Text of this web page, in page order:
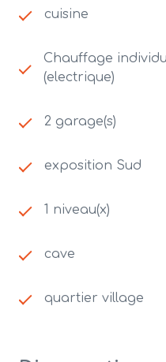
cuisine
Chauffage
(electrique)
2 garage(s)
exposition Sud
1 niveau(x)
cave
quartier village